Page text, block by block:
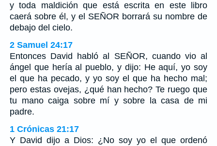
y toda maldición que está escrita en este libro
caerá sobre él, y el SEÑOR borrará su nombre de
debajo del cielo.
2 Samuel 24:17
Entonces David habló al SEÑOR, cuando vio al
ángel que hería al pueblo, y dijo: He aquí, yo soy
el que ha pecado, y yo soy el que ha hecho mal;
pero estas ovejas, ¿qué han hecho? Te ruego que
tu mano caiga sobre mí y sobre la casa de mi
padre.
1 Crónicas 21:17
Y David dijo a Dios: ¿No soy yo el que ordenó